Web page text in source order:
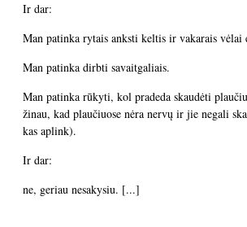
Ir dar:
Man patinka rytais anksti keltis ir vakarais
Man patinka dirbti savaitgaliais.
Man patinka rūkyti, kol pradeda skaudėti
žinau, kad plaučiuose nėra nervų ir jie negali
kas aplink).
Ir dar:
ne, geriau nesakysiu. [...]